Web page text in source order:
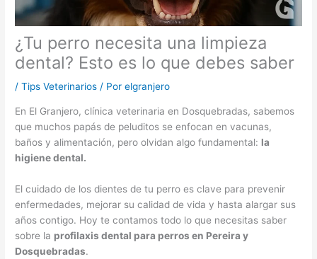
¿Tu perro necesita una limpieza
dental? Esto es lo que debes saber
/Tips Veterinarios / Porelgranjero
En El Granjero, clínica veterinaria en Dosquebradas, sabemos
que muchos papás de peluditos se enfocan en vacunas,
baños y alimentación, pero olvidan algo fundamental: la
higiene dental.
El cuidado de los dientes de tu perro es clave para prevenir
enfermedades, mejorar su calidad de vida y hasta alargar sus
años contigo. Hoy te contamos todo lo que necesitas saber
sobre la profilaxis dental para perros en Pereira y
Dosquebradas.